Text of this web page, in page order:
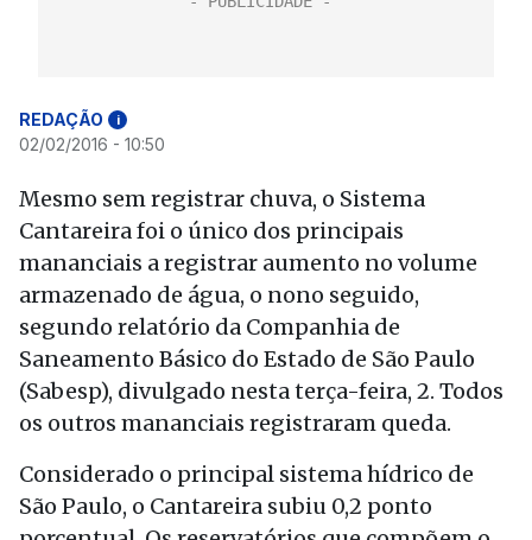
REDAÇÃO i
02/02/2016 - 10:50
Mesmo sem registrar chuva, o Sistema
Cantareira foi o único dos principais
mananciais a registrar aumento no volume
armazenado de água, o nono seguido,
segundo relatório da Companhia de
Saneamento Básico do Estado de São Paulo
(Sabesp), divulgado nesta terça-feira, 2. Todos
os outros mananciais registraram queda.
Considerado o principal sistema hídrico de
São Paulo, o Cantareira subiu 0,2 ponto